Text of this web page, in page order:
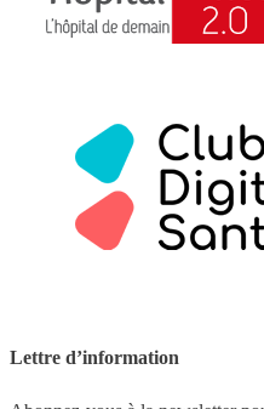
Lettre d’information